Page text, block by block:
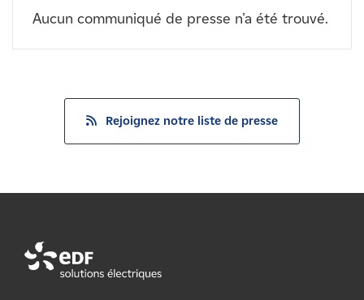
Aucun communiqué de presse n'a été trouvé.
Rejoignez notre liste de presse